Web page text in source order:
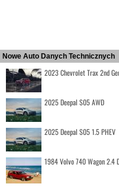
Nowe Auto Danych Technicznych
2023 Chevrolet Trax 2nd
2025 Deepal S05 AWD
2025 Deepal S05 1.5 PHEV
1984 Volvo 740 Wagon 2.4